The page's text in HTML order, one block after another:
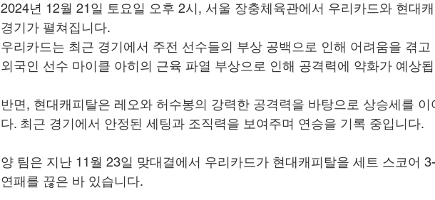
2024년 12월 21일 토요일 오후 2시, 서울 장충체육관에서 우리카드와 현대
경기가 펼쳐집니다.
우리카드는 최근 경기에서 주전 선수들의 부상 공백으로 인해 어려움을 겪고
외국인 선수 마이클 아히의 근육 파열 부상으로 인해 공격력에 약화가 예상
반면, 현대캐피탈은 레오와 허수봉의 강력한 공격력을 바탕으로 상승세를 이
다. 최근 경기에서 안정된 세팅과 조직력을 보여주며 연승을 기록 중입니다.
양 팀은 지난 11월 23일 맞대결에서 우리카드가 현대캐피탈을 세트 스코어
연패를 끊은 바 있습니다.